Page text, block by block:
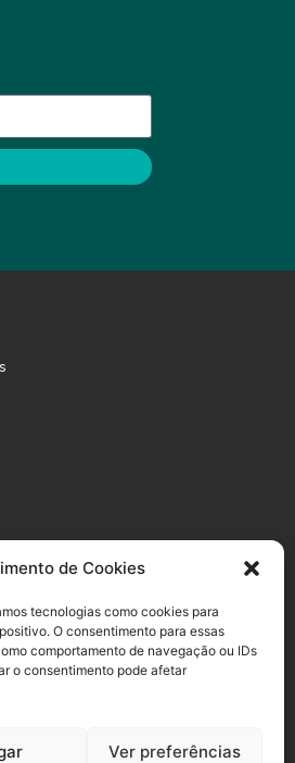
de Cookies
tecnologias como cookies para
O consentimento para essas
comportamento de navegação ou IDs
o consentimento pode afetar
Ver preferências